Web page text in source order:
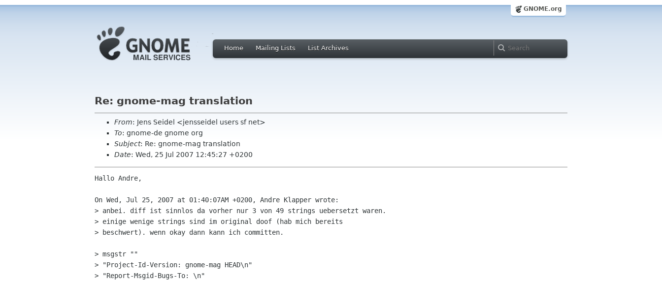
GNOME.org
Home Mailing Lists List Archives
Re: gnome-mag translation
From: Jens Seidel <jensseidel users sf net>
To: gnome-de gnome org
Subject: Re: gnome-mag translation
Date: Wed, 25 Jul 2007 12:45:27 +0200
Hallo Andre,
On Wed, Jul 25, 2007 at 01:40:07AM +0200, Andre Klapper wrote:
> anbei. diff ist sinnlos da vorher nur 3 von 49 strings uebersetzt waren.
> einige wenige strings sind im original doof (hab mich bereits
> beschwert). wenn okay dann kann ich committen.
> msgstr ""
> "Project-Id-Version: gnome-mag HEAD\n"
> "Report-Msgid-Bugs-To: \n"